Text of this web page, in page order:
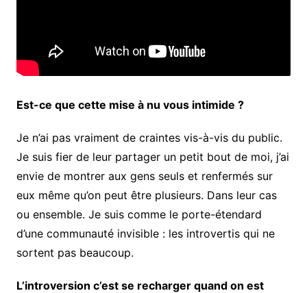
Est-ce que cette mise à nu vous intimide ?
Je n’ai pas vraiment de craintes vis-à-vis du public.
Je suis fier de leur partager un petit bout de moi, j’ai
envie de montrer aux gens seuls et renfermés sur
eux même qu’on peut être plusieurs. Dans leur cas
ou ensemble. Je suis comme le porte-étendard
d’une communauté invisible : les introvertis qui ne
sortent pas beaucoup.
L’introversion c’est se recharger quand on est